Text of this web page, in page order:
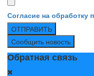
Согласие на обработку
ОТПРАВИТЬ
Сообщить новость
Обратная связь